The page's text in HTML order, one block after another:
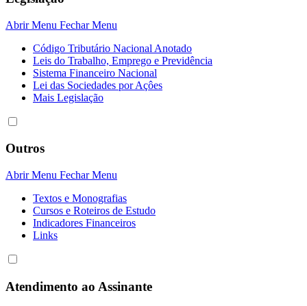
Abrir Menu Fechar Menu
Código Tributário Nacional Anotado
Leis do Trabalho, Emprego e Previdência
Sistema Financeiro Nacional
Lei das Sociedades por Açôes
Mais Legislação
Outros
Abrir Menu Fechar Menu
Textos e Monografias
Cursos e Roteiros de Estudo
Indicadores Financeiros
Links
Atendimento ao Assinante